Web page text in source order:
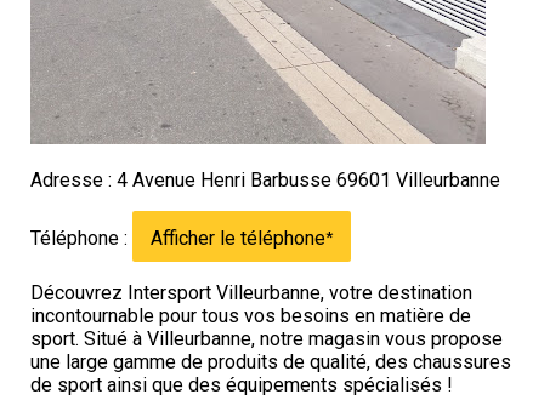
Adresse : 4 Avenue Henri Barbusse 69601 Villeurbanne
Téléphone : Afficher le téléphone*
Découvrez Intersport Villeurbanne, votre destination
incontournable pour tous vos besoins en matière de
sport. Situé à Villeurbanne, notre magasin vous propose
une large gamme de produits de qualité, des chaussures
de sport ainsi que des équipements spécialisés !